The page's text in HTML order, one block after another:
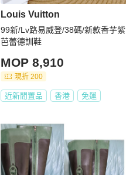
Louis Vuitton
99新/Lv路易威登/38碼/新款香芋紫
芭蕾德訓鞋
MOP 8,910
現折 200
近新閒置品 香港 免運